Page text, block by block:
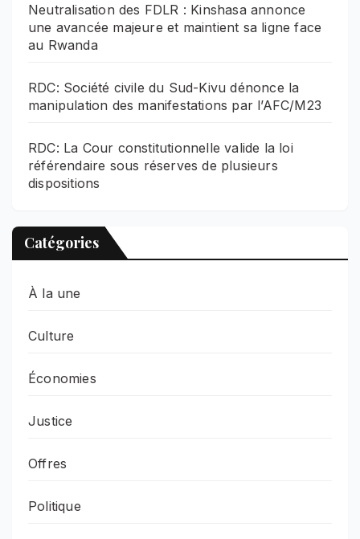
Neutralisation des FDLR : Kinshasa annonce
une avancée majeure et maintient sa ligne face
au Rwanda
RDC: Société civile du Sud-Kivu dénonce la
manipulation des manifestations par l’AFC/M23
RDC: La Cour constitutionnelle valide la loi
référendaire sous réserves de plusieurs
dispositions
Catégories
À la une
Culture
Économies
Justice
Offres
Politique